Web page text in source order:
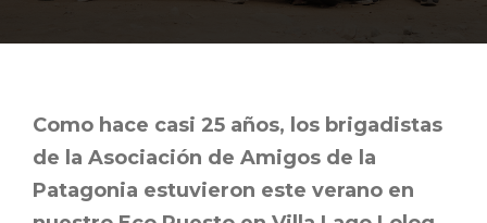
Como hace casi 25 años, los brigadistas
de la Asociación de Amigos de la
Patagonia estuvieron este verano en